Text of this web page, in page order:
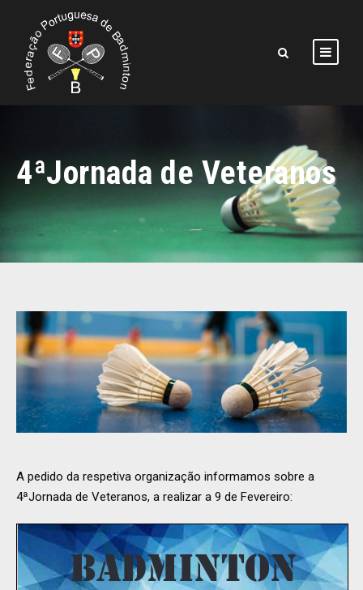
4ªJornada de Veteranos
A pedido da respetiva organização informamos sobre a
4ªJornada de Veteranos, a realizar a 9 de Fevereiro: